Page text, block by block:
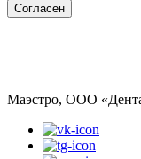
Согласен
Маэстро, ООО